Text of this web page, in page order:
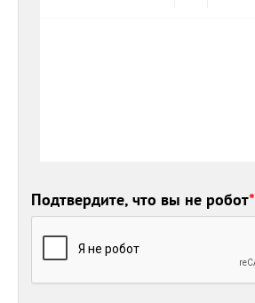
Подтвердите, что вы не робот*